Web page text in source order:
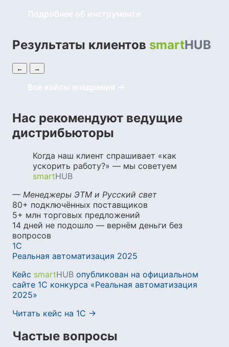
Результаты клиентов smartHUB
← →
Нас рекомендуют ведущие
дистрибьюторы
Когда наш клиент спрашивает «как
ускорить работу?» — мы советуем
smartHUB
— Менеджеры ЭТМ и Русский свет
80+ подключённых поставщиков
5+ млн торговых предложений
14 дней не подошло — вернём деньги без
вопросов
1С
Реальная автоматизация 2025
Кейс smartHUB опубликован на официальном
сайте 1С конкурса «Реальная автоматизация
2025»
Читать кейс на 1С →
Частые вопросы